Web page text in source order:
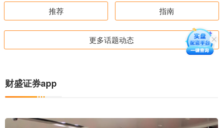
推荐 指南
更多话题动态
财盛证券app